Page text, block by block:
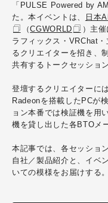
「PULSE Powered by
た。本イベントは、
日本
（CGWORLD
）主
ラフィックス・VRChat
るクリエイターを招き、
共有するトークセッショ
登壇するクリエイターに
Radeonを搭載した PCが
ョン本番では検証機を用
機を貸し出した各BTOメ
本記事では、各セッショ
自社／製品紹介と、イベ
いての模様をお届けする。